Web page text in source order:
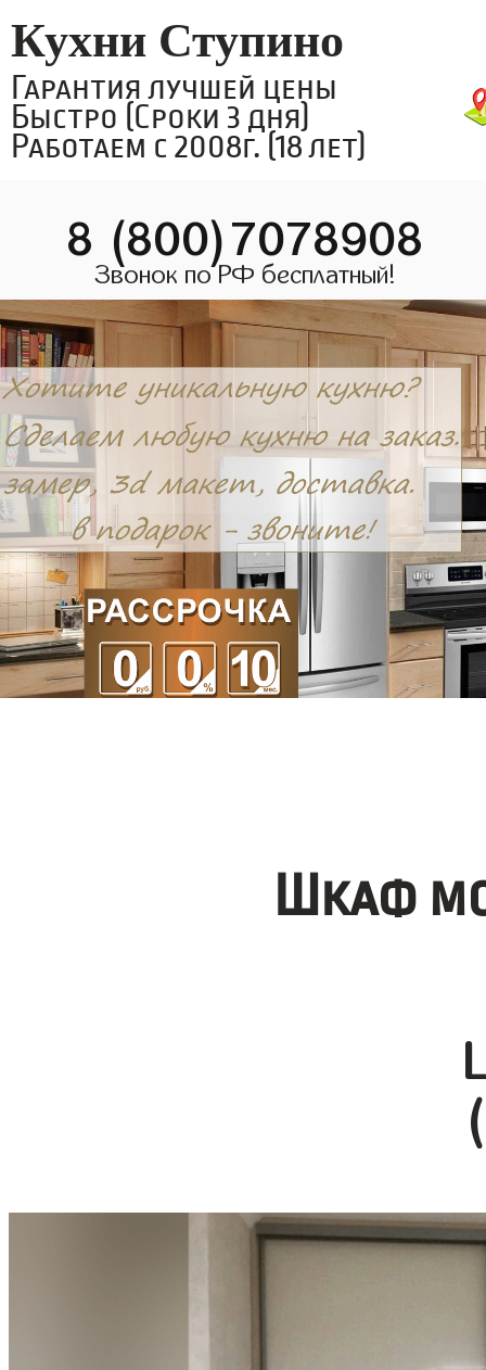
Кухни Ступино
Гарантия лучшей цены
Быстро (Сроки 3 дня)
Работаем с 2008г. (18 лет)
8 (800)7078908
Звонок по РФ бесплатный!
Шкаф